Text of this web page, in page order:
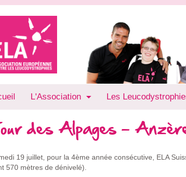
L'Association Les
des Alpages -
19 juillet, pour la 4ème année consécutive, ELA
570 mètres de dénivelé).